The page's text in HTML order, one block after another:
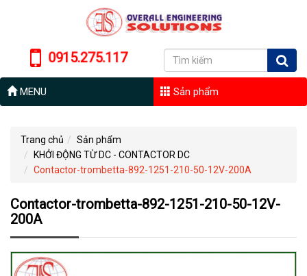
0915.275.117
MENU Sản phẩm
Trang chủ
Sản phẩm
KHỞI ĐỘNG TỪ DC - CONTACTOR DC
Contactor-trombetta-892-1251-210-50-12V-200A
Contactor-trombetta-892-1251-210-50-12V-
200A